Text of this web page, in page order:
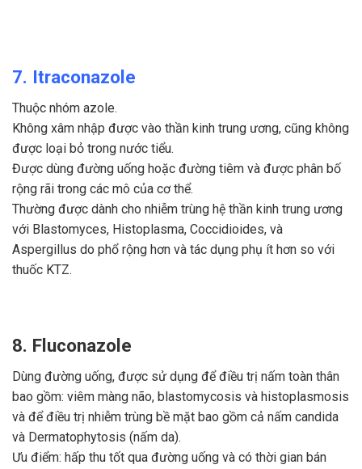
7. Itraconazole
Thuộc nhóm azole.
Không xâm nhập được vào thần kinh trung ương, cũng không
được loại bỏ trong nước tiểu.
Được dùng đường uống hoặc đường tiêm và được phân bố
rộng rãi trong các mô của cơ thể.
Thường được dành cho nhiễm trùng hệ thần kinh trung ương
với Blastomyces, Histoplasma, Coccidioides, và
Aspergillus do phổ rộng hơn và tác dụng phụ ít hơn so với
thuốc KTZ.
8. Fluconazole
Dùng đường uống, được sử dụng để điều trị nấm toàn thân
bao gồm: viêm màng não, blastomycosis và histoplasmosis
và để điều trị nhiễm trùng bề mặt bao gồm cả nấm candida
và Dermatophytosis (nấm da).
Ưu điểm: hấp thu tốt qua đường uống và có thời gian bán